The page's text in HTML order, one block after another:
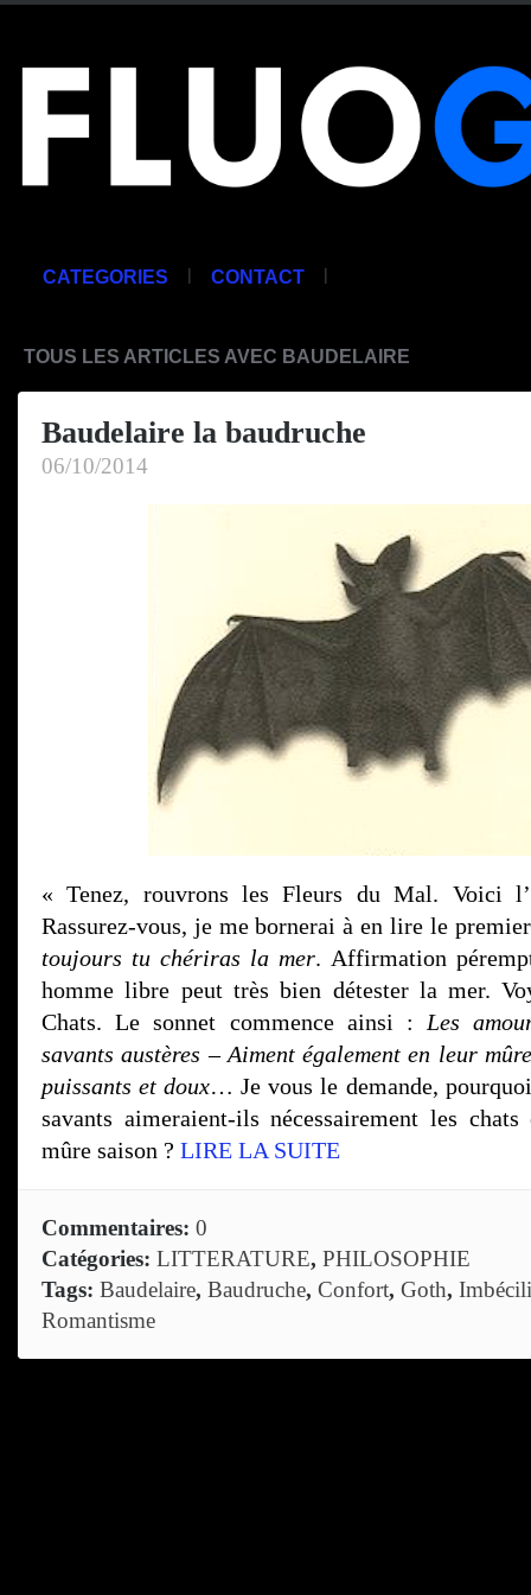
CATEGORIES | CONTACT |
TOUS LES ARTICLES AVEC BAUDELAIRE
Baudelaire la baudruche
06/10/2014
« Tenez, rouvrons les Fleurs du Mal. Voici
Rassurez-vous, je me bornerai à en lire le
toujours tu chériras la mer. Affirmation
homme libre peut très bien détester la mer.
Chats. Le sonnet commence ainsi : Les
savants austères – Aiment également en leur
puissants et doux… Je vous le demande,
savants aimeraient-ils nécessairement les
mûre saison ? LIRE LA SUITE
Commentaires: 0
Catégories: LITTERATURE, PHILOSOPHIE
Tags: Baudelaire, Baudruche, Confort, Goth,
Romantisme